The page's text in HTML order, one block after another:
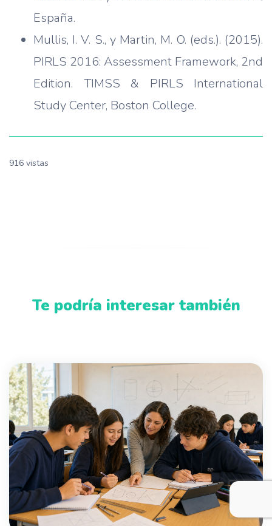
España.
Mullis, I. V. S., y Martin, M. O. (eds.). (2015).
PIRLS 2016: Assessment Framework, 2nd
Edition. TIMSS & PIRLS International
Study Center, Boston College.
916 vistas
Te podría interesar también